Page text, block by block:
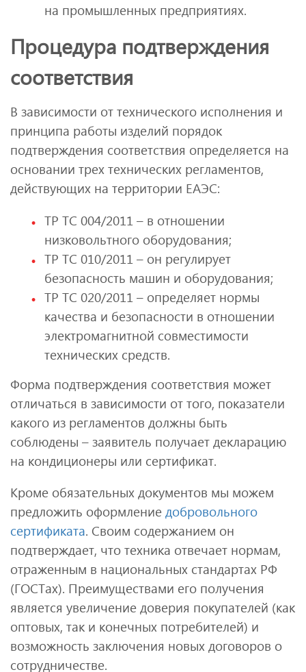
на промышленных предприятиях.
Процедура подтверждения
соответствия
В зависимости от технического исполнения и
принципа работы изделий порядок
подтверждения соответствия определяется на
основании трех технических регламентов,
действующих на территории ЕАЭС:
ТР ТС 004/2011 – в отношении
низковольтного оборудования;
ТР ТС 010/2011 – он регулирует
безопасность машин и оборудования;
ТР ТС 020/2011 – определяет нормы
качества и безопасности в отношении
электромагнитной совместимости
технических средств.
Форма подтверждения соответствия может
отличаться в зависимости от того, показатели
какого из регламентов должны быть
соблюдены – заявитель получает декларацию
на кондиционеры или сертификат.
Кроме обязательных документов мы можем
предложить оформление добровольного
сертификата. Своим содержанием он
подтверждает, что техника отвечает нормам,
отраженным в национальных стандартах РФ
(ГОСТах). Преимуществами его получения
является увеличение доверия покупателей (как
оптовых, так и конечных потребителей) и
возможность заключения новых договоров о
сотрудничестве.